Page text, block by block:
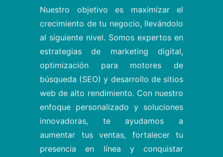
Nuestro objetivo es maximizar el
crecimiento de tu negocio, llevándolo
al siguiente nivel. Somos expertos en
estrategias de marketing digital,
optimización para motores de
búsqueda (SEO) y desarrollo de sitios
web de alto rendimiento. Con nuestro
enfoque personalizado y soluciones
innovadoras, te ayudamos a
aumentar tus ventas, fortalecer tu
presencia en línea y conquistar